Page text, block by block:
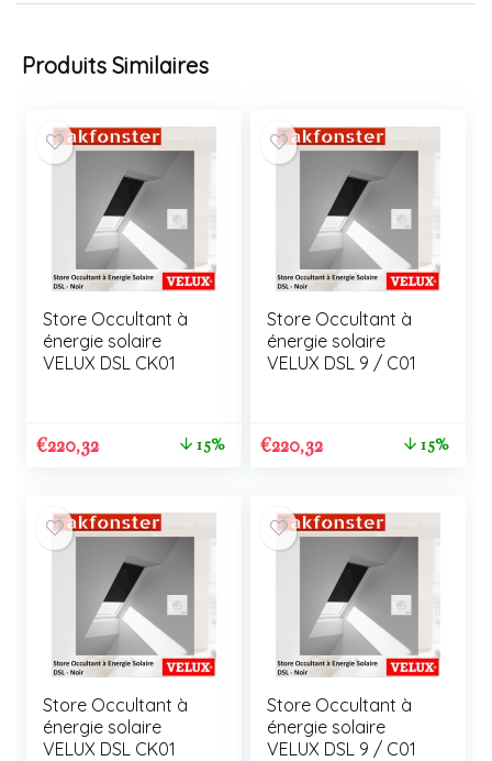
Produits Similaires
Store Occultant à
énergie solaire
VELUX DSL CK01
€220,32 15%
Store Occultant à
énergie solaire
VELUX DSL 9 / C01
€220,32 15%
Store Occultant à
énergie solaire
VELUX DSL CK01
Store Occultant à
énergie solaire
VELUX DSL 9 / C01